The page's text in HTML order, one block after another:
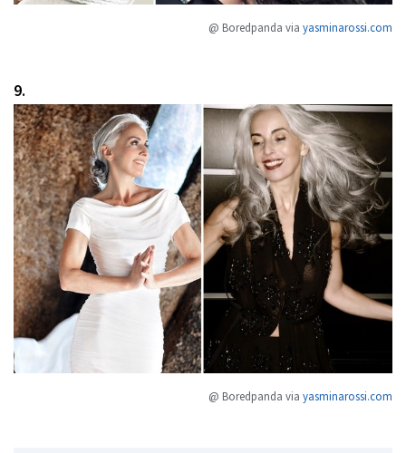
@ Boredpanda via yasminarossi.com
9.
@ Boredpanda via yasminarossi.com